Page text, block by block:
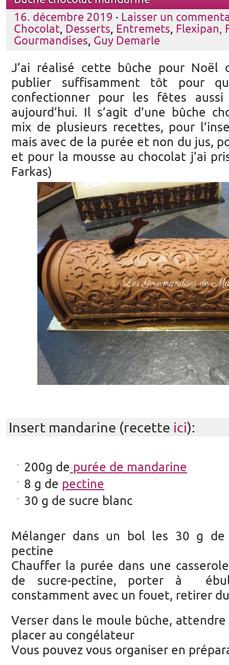
16. décembre 2019 · Laisser un
Chocolat, Desserts, Entremets, Flexipan,
Gourmandises, Guy Demarle
J’ai réalisé cette bûche pour Noël
publier suffisamment tôt pour
confectionner pour les fêtes
aujourd’hui. Il s’agit d’une bûche
mix de plusieurs recettes, pour
mais avec de la purée et non du jus,
et pour la mousse au chocolat j’ai
Farkas)
Insert mandarine (recette ici):
200g de purée de mandarine
8 g de pectine
30 g de sucre blanc
Mélanger dans un bol les 30 g de
pectine
Chauffer la purée dans une
de sucre-pectine, porter à
constamment avec un fouet, retirer
Verser dans le moule bûche,
placer au congélateur
Vous pouvez vous organiser en